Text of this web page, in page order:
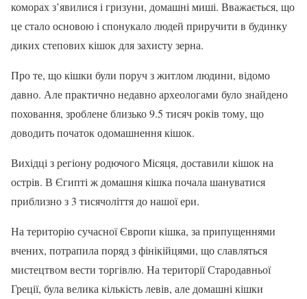
коморах з’явилися і гризуни, домашні миші. Вважається, що
це стало основою і спонукало людей приручити в будинку
диких степових кішок для захисту зерна.
Про те, що кішки були поруч з житлом людини, відомо
давно. Але практично недавно археологами було знайдено
поховання, зроблене близько 9.5 тисяч років тому, що
доводить початок одомашнення кішок.
Вихідці з регіону родючого Місяця, доставили кішок на
острів. В Єгипті ж домашня кішка почала шануватися
приблизно з 3 тисячоліття до нашої ери.
На територію сучасної Європи кішка, за припущеннями
вчених, потрапила поряд з фінікійцями, що славляться
мистецтвом вести торгівлю. На території Стародавньої
Греції, була велика кількість левів, але домашні кішки